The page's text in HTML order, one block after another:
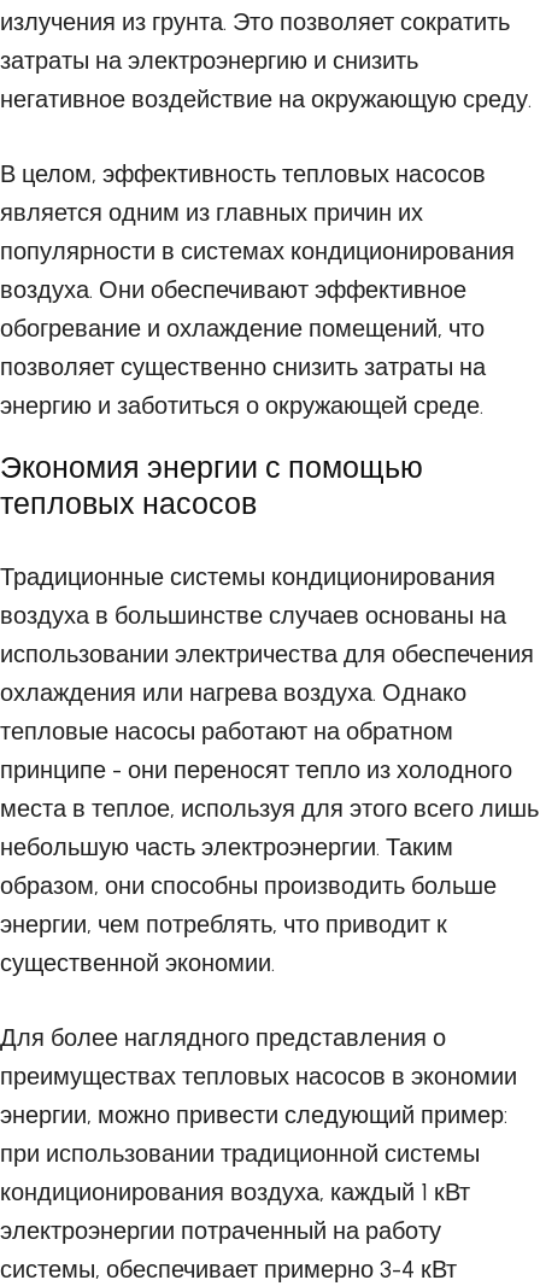
излучения из грунта. Это позволяет сократить
затраты на электроэнергию и снизить
негативное воздействие на окружающую среду.
В целом, эффективность тепловых насосов
является одним из главных причин их
популярности в системах кондиционирования
воздуха. Они обеспечивают эффективное
обогревание и охлаждение помещений, что
позволяет существенно снизить затраты на
энергию и заботиться о окружающей среде.
Экономия энергии с помощью
тепловых насосов
Традиционные системы кондиционирования
воздуха в большинстве случаев основаны на
использовании электричества для обеспечения
охлаждения или нагрева воздуха. Однако
тепловые насосы работают на обратном
принципе - они переносят тепло из холодного
места в теплое, используя для этого всего лишь
небольшую часть электроэнергии. Таким
образом, они способны производить больше
энергии, чем потреблять, что приводит к
существенной экономии.
Для более наглядного представления о
преимуществах тепловых насосов в экономии
энергии, можно привести следующий пример:
при использовании традиционной системы
кондиционирования воздуха, каждый 1 кВт
электроэнергии потраченный на работу
системы, обеспечивает примерно 3-4 кВт